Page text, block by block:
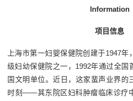
Information
项目信息
上海市第一妇婴保健院创建于1947
级妇幼保健院之一，1992年通过全国
国文明单位。近日，这家蜚声业界的
时刻——其东院区妇科肿瘤临床诊疗